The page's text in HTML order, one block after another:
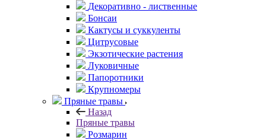
Декоративно - лиственные
Бонсаи
Кактусы и суккуленты
Цитрусовые
Экзотические растения
Луковичные
Папоротники
Крупномеры
Пряные травы
Назад
Пряные травы
Розмарин